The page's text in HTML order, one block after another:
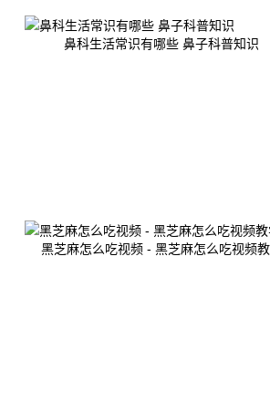
鼻科生活常识有哪些 鼻子科普知识
黑芝麻怎么吃视频 - 黑芝麻怎么吃视频